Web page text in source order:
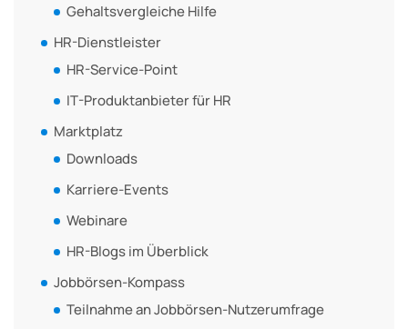
Gehaltsvergleiche Hilfe
HR-Dienstleister
HR-Service-Point
IT-Produktanbieter für HR
Marktplatz
Downloads
Karriere-Events
Webinare
HR-Blogs im Überblick
Jobbörsen-Kompass
Teilnahme an Jobbörsen-Nutzerumfrage